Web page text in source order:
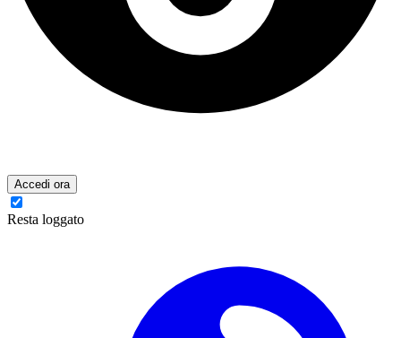
Accedi ora
Resta loggato